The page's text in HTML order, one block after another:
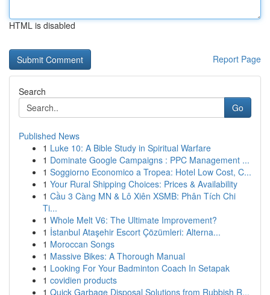
HTML is disabled
Report Page
Search
Go
Published News
1 Luke 10: A Bible Study in Spiritual Warfare
1 Dominate Google Campaigns : PPC Management ...
1 Soggiorno Economico a Tropea: Hotel Low Cost, C...
1 Your Rural Shipping Choices: Prices & Availability
1 Cầu 3 Càng MN & Lô Xiên XSMB: Phân Tích Chi
Ti...
1 Whole Melt V6: The Ultimate Improvement?
1 İstanbul Ataşehir Escort Çözümleri: Alterna...
1 Moroccan Songs
1 Massive Bikes: A Thorough Manual
1 Looking For Your Badminton Coach In Setapak
1 covidien products
1 Quick Garbage Disposal Solutions from Rubbish R...